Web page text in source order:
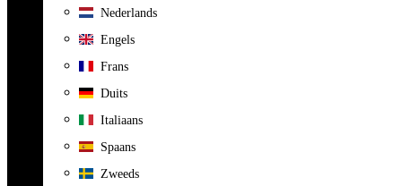
Nederlands
Engels
Frans
Duits
Italiaans
Spaans
Zweeds